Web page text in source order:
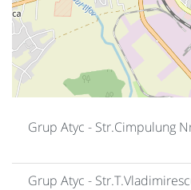
Grup Atyc - Str.Cimpulung
Grup Atyc -